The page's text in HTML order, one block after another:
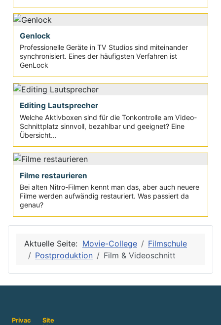
Genlock
Professionelle Geräte in TV Studios sind miteinander
synchronisiert. Eines der häufigsten Verfahren ist
GenLock
Editing Lautsprecher
Welche Aktivboxen sind für die Tonkontrolle am Video-
Schnittplatz sinnvoll, bezahlbar und geeignet? Eine
Übersicht...
Filme restaurieren
Bei alten Nitro-Filmen kennt man das, aber auch neuere
Filme werden aufwändig restauriert. Was passiert da
genau?
Aktuelle Seite: Movie-College
Filmschule
Postproduktion
Film & Videoschnitt
Privac
Site